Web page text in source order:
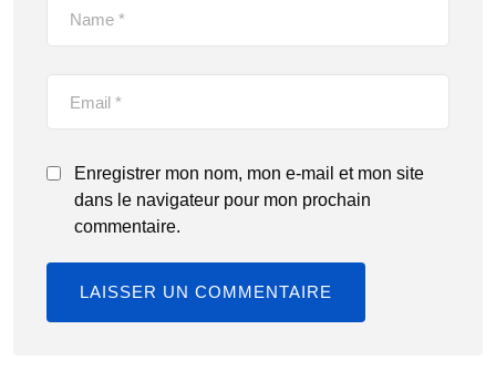
Enregistrer mon nom, mon e-mail et mon site
dans le navigateur pour mon prochain
commentaire.